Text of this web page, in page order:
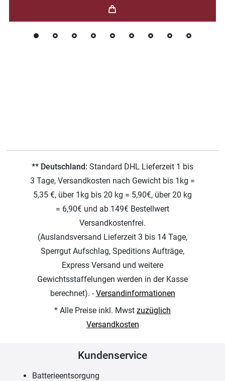
** Deutschland: Standard DHL Lieferzeit 1 bis
3 Tage, Versandkosten nach Gewicht bis 1kg =
5,35 €, über 1kg bis 20 kg = 5,90€, über 20 kg
= 6,90€ und ab 149€ Bestellwert
Versandkostenfrei.
(Auslandsversand Lieferzeit 3 bis 14 Tage,
Sperrgut Aufschlag, Speditions Aufträge,
Express Versand und weitere
Gewichtsstaffelungen werden in der Kasse
berechnet). -Versandinformationen
* Alle Preise inkl. Mwst zuzüglich
Versandkosten
Kundenservice
Batterieentsorgung